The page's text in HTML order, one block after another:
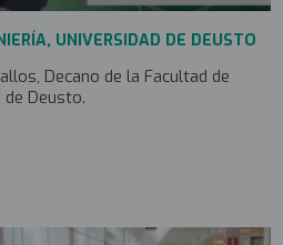
UNIVERSIDAD DE DEUSTO
Decano de la Facultad de
de Deusto.